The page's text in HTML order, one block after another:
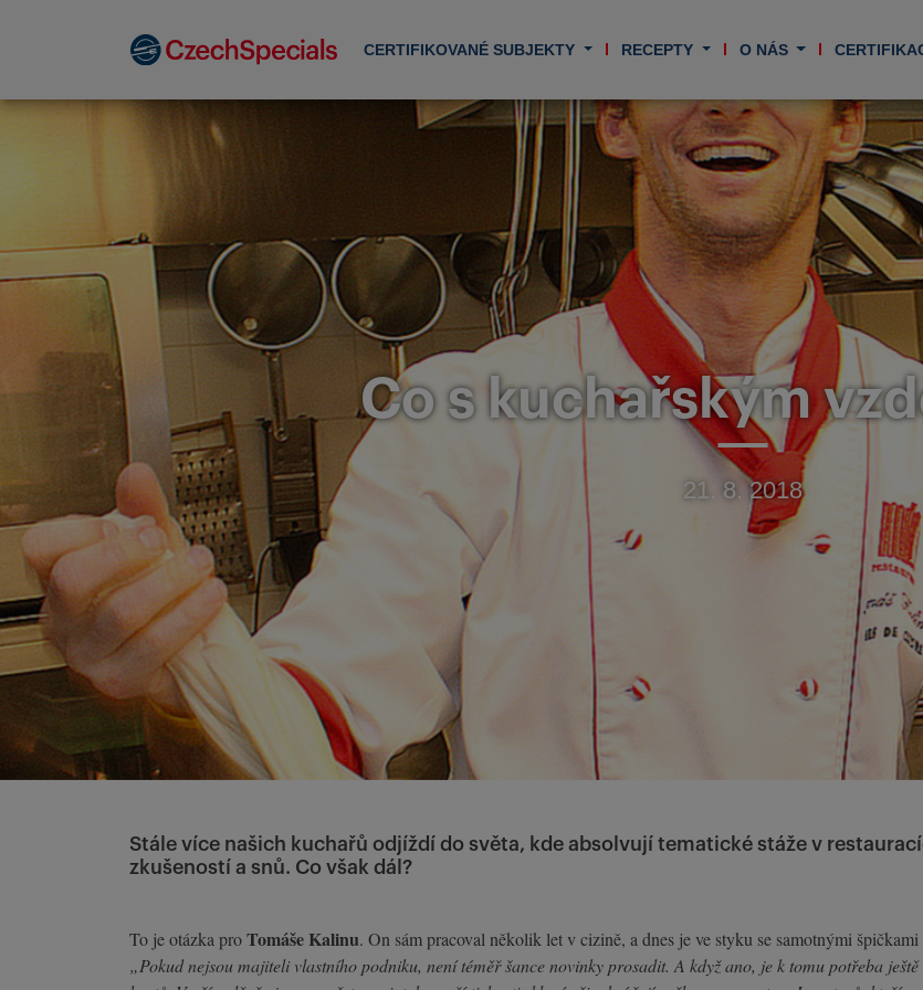
CERTIFIKOVANÉ SUBJEKTY RECEPTY O NÁS
Co s kuchařským
21. 8. 2018
Stále více našich kuchařů odjíždí do světa, kde absolvují tematické stáže v
zkušeností a snů. Co však dál?
To je otázka proTomáše Kalinu. On sám pracoval několik let v cizině, a dnes je ve styku se samotnými
„Pokud nejsou majiteli vlastního podniku, není téměř šance novinky prosadit. A když ano, je k tomu potřeba